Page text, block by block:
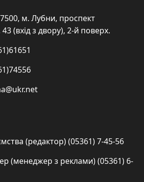
м. Лубни, проспект
(вхід з двору), 2-й поверх.
(редактор) (05361) 7-45-56
(менеджер з реклами) (05361) 6-